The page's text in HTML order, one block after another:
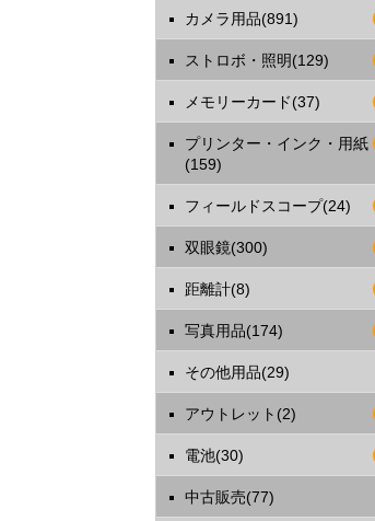
カメラ用品(891)
ストロボ・照明(129)
メモリーカード(37)
プリンター・インク・用紙
(159)
フィールドスコープ(24)
双眼鏡(300)
距離計(8)
写真用品(174)
その他用品(29)
アウトレット(2)
電池(30)
中古販売(77)